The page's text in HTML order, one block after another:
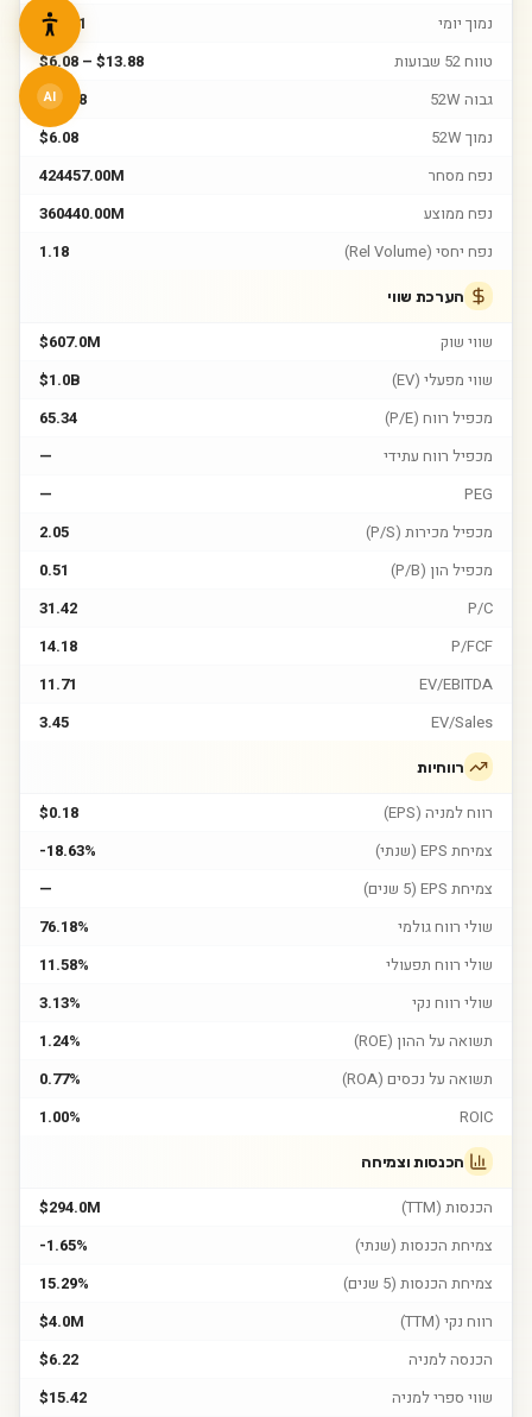
נמוך יומי
$12.91
טווח 52 שבועות
$6.08 – $13.88
גבוה 52W
$13.88
נמוך 52W
$6.08
נפח מסחר
424457.00M
נפח ממוצע
360440.00M
נפח יחסי (Rel Volume)
1.18
הערכת שווי
שווי שוק
$607.0M
שווי מפעלי (EV)
$1.0B
מכפיל רווח (P/E)
65.34
מכפיל רווח עתידי
—
PEG
—
מכפיל מכירות (P/S)
2.05
מכפיל הון (P/B)
0.51
P/C
31.42
P/FCF
14.18
EV/EBITDA
11.71
EV/Sales
3.45
רווחיות
רווח למניה (EPS)
$0.18
צמיחת EPS (שנתי)
-18.63%
צמיחת EPS (5 שנים)
—
שולי רווח גולמי
76.18%
שולי רווח תפעולי
11.58%
שולי רווח נקי
3.13%
תשואה על ההון (ROE)
1.24%
תשואה על נכסים (ROA)
0.77%
ROIC
1.00%
הכנסות וצמיחה
הכנסות (TTM)
$294.0M
צמיחת הכנסות (שנתי)
-1.65%
צמיחת הכנסות (5 שנים)
15.29%
רווח נקי (TTM)
$4.0M
הכנסה למניה
$6.22
שווי ספרי למניה
$15.42
AI